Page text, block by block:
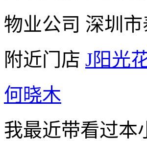
物业公司 深圳
附近门店 J阳光
何晓木
我最近带看过本